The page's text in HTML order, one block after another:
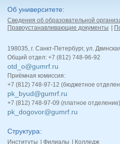
Об университете
Сведения об образовательной
Правоустанавливающие документы
198035, г. Санкт-Петербург, ул.
Общий отдел: +7 (812) 748-96-92
otd_o@gumrf.ru
Приёмная комиссия:
+7 (812) 748-97-12 (бюджетное
pk_byud@gumrf.ru
+7 (812) 748-97-09 (платное отделение)
pk_dogovor@gumrf.ru
Структура
Институты Филиалы Колледж